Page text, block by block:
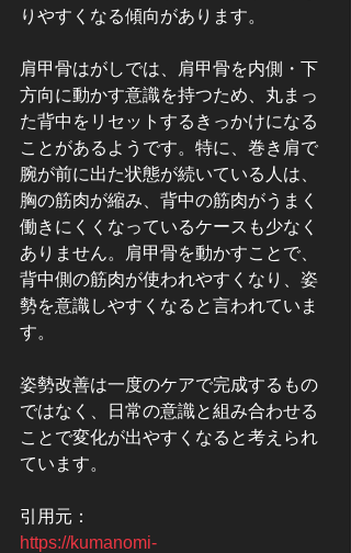
りやすくなる傾向があります。
肩甲骨はがしでは、肩甲骨を内側・下
方向に動かす意識を持つため、丸まっ
た背中をリセットするきっかけになる
ことがあるようです。特に、巻き肩で
腕が前に出た状態が続いている人は、
胸の筋肉が縮み、背中の筋肉がうまく
働きにくくなっているケースも少なく
ありません。肩甲骨を動かすことで、
背中側の筋肉が使われやすくなり、姿
勢を意識しやすくなると言われていま
す。
姿勢改善は一度のケアで完成するもの
ではなく、日常の意識と組み合わせる
ことで変化が出やすくなると考えられ
ています。
引用元：
https://kumanomi-